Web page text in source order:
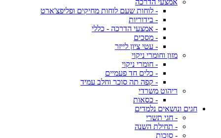
אמצעי הדרכה
- לוחות שעם לוחות מחיקים ופליפצ'ארט
- בידוריות
- אמצעי הדרכה - כללי
- מסכים
- עטי ציון לייזר
מזון וחומרי ניקוי
- חומרי ניקוי
- כלים חד פעמיים
- קפה תה סוכר וחלב עמיד
ריהוט משרדי
- כסאות
חגים ונושאים נלמדים
- חגי תשרי
- תחילת השנה
- סוכות